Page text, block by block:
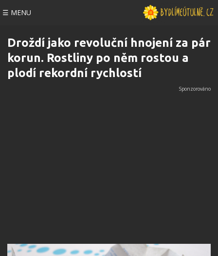
☰ MENU
Droždí jako revoluční hnojení za pár
korun. Rostliny po něm rostou a
plodí rekordní rychlostí